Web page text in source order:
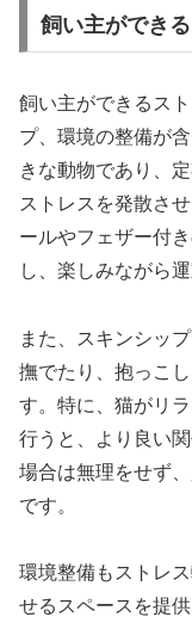
飼い主ができ
飼い主ができるス
プ、環境の整備が
きな動物であり、
ストレスを発散さ
ールやフェザー付
し、楽しみながら
また、スキンシッ
撫でたり、抱っこ
す。特に、猫がリ
行うと、より良い
場合は無理をせず
です。
環境整備もストレ
せるスペースを提